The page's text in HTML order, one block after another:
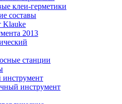
клеи-герметики
составы
Klauke
2013
станции
инструмент